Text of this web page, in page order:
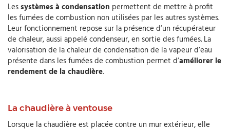
Lessystèmes à condensation permettent de mettre à profit
les fumées de combustion non utilisées par les autres systèmes.
Leur fonctionnement repose sur la présence d’un récupérateur
de chaleur, aussi appelé condenseur, en sortie des fumées. La
valorisation de la chaleur de condensation de la vapeur d’eau
présente dans les fumées de combustion permet d’améliorer le
rendement de la chaudière.
La chaudière à ventouse
Lorsque la chaudière est placée contre un mur extérieur, elle